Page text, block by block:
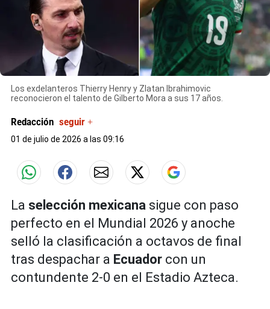
Los exdelanteros Thierry Henry y Zlatan Ibrahimovic
reconocieron el talento de Gilberto Mora a sus 17 años.
Redacción seguir +
01 de julio de 2026 a las 09:16
La selección mexicana sigue con paso
perfecto en el Mundial 2026 y anoche
selló la clasificación a octavos de final
tras despachar a Ecuador con un
contundente 2-0 en el Estadio Azteca.